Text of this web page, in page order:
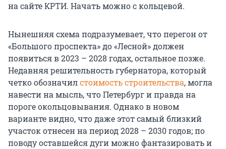
на сайте КРТИ. Начать можно с кольцевой.
Нынешняя схема подразумевает, что перегон от
«Большого проспекта» до «Лесной» должен
появиться в 2023 – 2028 годах, остальное позже.
Недавняя решительность губернатора, который
четко обозначилстоимость строительства, могла
навести на мысль, что Петербург и правда на
пороге окольцовывания. Однако в новом
варианте видно, что даже этот самый близкий
участок отнесен на период 2028 – 2030 годов; по
поводу оставшейся дуги можно фантазировать и